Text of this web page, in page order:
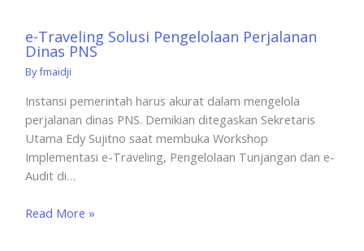
e-Traveling Solusi Pengelolaan Perjalanan
Dinas PNS
Byfmaidji
Instansi pemerintah harus akurat dalam mengelola
perjalanan dinas PNS. Demikian ditegaskan Sekretaris
Utama Edy Sujitno saat membuka Workshop
Implementasi e-Traveling, Pengelolaan Tunjangan dan e-
Audit di…
Read More »